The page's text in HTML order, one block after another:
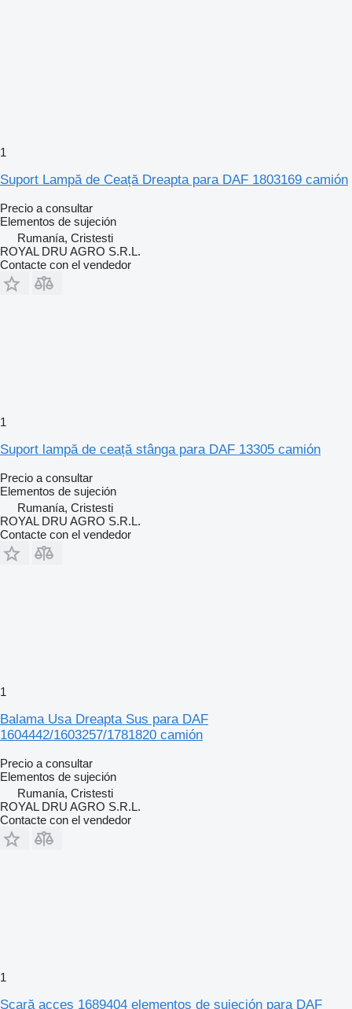
1
Suport Lampă de Ceață Dreapta para DAF 1803169 camión
Precio a consultar
Elementos de sujeción
Rumanía, Cristesti
ROYAL DRU AGRO S.R.L.
Contacte con el vendedor
1
Suport lampă de ceață stânga para DAF 13305 camión
Precio a consultar
Elementos de sujeción
Rumanía, Cristesti
ROYAL DRU AGRO S.R.L.
Contacte con el vendedor
1
Balama Usa Dreapta Sus para DAF
1604442/1603257/1781820 camión
Precio a consultar
Elementos de sujeción
Rumanía, Cristesti
ROYAL DRU AGRO S.R.L.
Contacte con el vendedor
1
Scară acces 1689404 elementos de sujeción para DAF